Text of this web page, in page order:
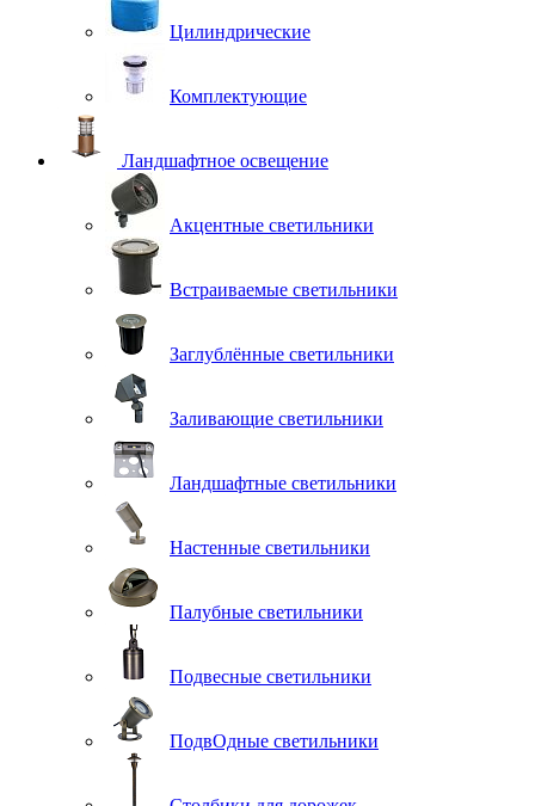
Цилиндрические
Комплектующие
Ландшафтное освещение
Акцентные светильники
Встраиваемые светильники
Заглублённые светильники
Заливающие светильники
Ландшафтные светильники
Настенные светильники
Палубные светильники
Подвесные светильники
ПодвОдные светильники